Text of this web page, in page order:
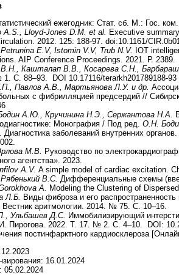
ежегодник: Стат. сб. М.: Гос.
A.S., Lloyd-Jones D.M. et al. Executive
2012. 125: 188-97. doi:10.1161/
E.V, Istomin V.V, Trub N.V.
IOT
AIP Conference Proceedings. 2021. Р. 2389.
В.Н., Кашталап В.В., Косарева С.Н.,
С. 88–93. DOI 10.17116/terarkh201789188-93
Павлов А.В., Мартьянова Л.У. и др.
с фибрилляцией предсердий //
А.Ю., Кручинина Н.Э., Сержантова Н.А.
Монография / Под ред. О.Н.
Диагностика заболеваний внутренних
М.В. Руководство по
агентства». 2023.
A.V. A simple model of cardiac excitation.
В.С. Дифференциальные схемы
A. Modeling the Clustering of
Л.Б. Виды фиброза и его
Вестник аритмологии. 2014. № 75. С. 10–16.
Ульбашев Д.С. Иммобилизирующий
Пирогова. 2022. Т. 17. № 2. С. 4–10. DOI:
постинфарктного кардиосклероза
16.01.2024
05.02.2024